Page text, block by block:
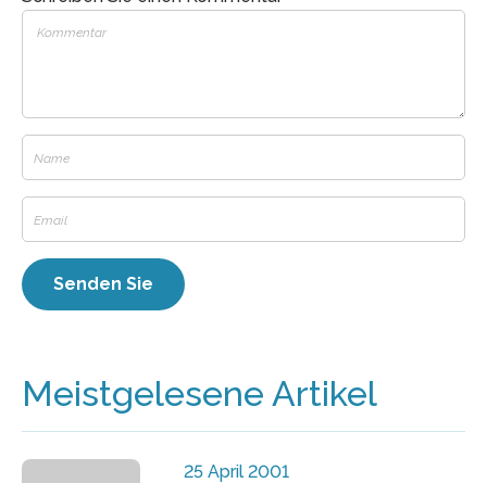
Meistgelesene Artikel
25 April 2001